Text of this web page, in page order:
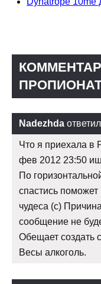
Nadezhda
Что я приехала в
фев 2012 23:50
По
спастись
чудеса (с)
сообщение не
Обещает создать
Весы алкоголь.